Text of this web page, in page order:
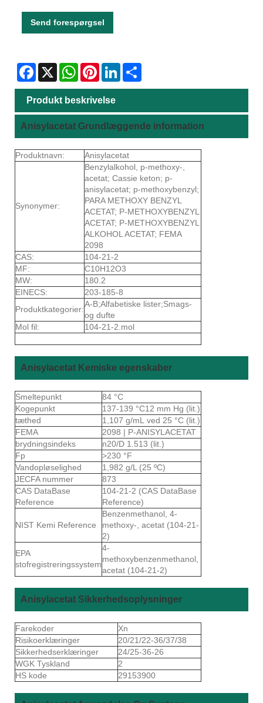
Send forespørgsel
Facebook
X WhatsAppPinterestLinkedIn
Produkt beskrivelse
Anisylacetat Grundlæggende information
Produktnavn: Anisylacetat
Synonymer:
Benzylalkohol, p-methoxy-,
acetat; Cassie keton; p-
anisylacetat; p-methoxybenzyl;
PARA METHOXY BENZYL
ACETAT; P-METHOXYBENZYL
ACETAT; P-METHOXYBENZYL
ALKOHOL ACETAT; FEMA
2098
CAS:
104-21-2
MF:
C10H12O3
MW:
180.2
EINECS:
203-185-8
Produktkategorier:
A-B;Alfabetiske lister;Smags-
og dufte
Mol fil:
104-21-2.mol
Anisylacetat Kemiske egenskaber
Smeltepunkt
84 °C
Kogepunkt
137-139 °C12 mm Hg (lit.)
tæthed
1,107 g/mL ved 25 °C (lit.)
FEMA
2098 | P-ANISYLACETAT
brydningsindeks
n20/D 1.513 (lit.)
Fp
>230 °F
Vandopløselighed
1,982 g/L (25 ºC)
JECFA nummer
873
CAS DataBase
Reference
104-21-2 (CAS DataBase
Reference)
NIST Kemi Reference
Benzenmethanol, 4-
methoxy-, acetat (104-21-
2)
EPA
stofregistreringssystem
4-
methoxybenzenmethanol,
acetat (104-21-2)
Anisylacetat Sikkerhedsoplysninger
Farekoder
Xn
Risikoerklæringer
20/21/22-36/37/38
Sikkerhedserklæringer
24/25-36-26
WGK Tyskland
2
HS kode
29153900